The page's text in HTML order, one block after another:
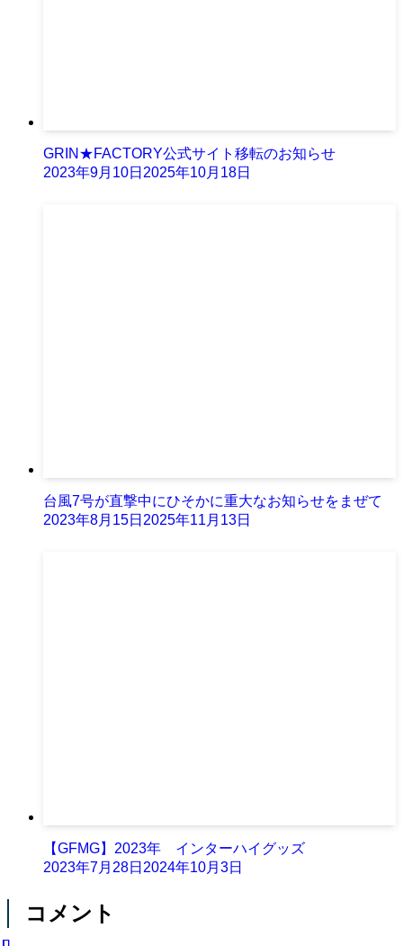
GRIN★FACTORY公式サイト移転のお知らせ
2023年9月10日 2025年10月18日
台風7号が直撃中にひそかに重大なお知らせをまぜて
2023年8月15日 2025年11月13日
【GFMG】2023年 インターハイグッズ
2023年7月28日 2024年10月3日
コメント